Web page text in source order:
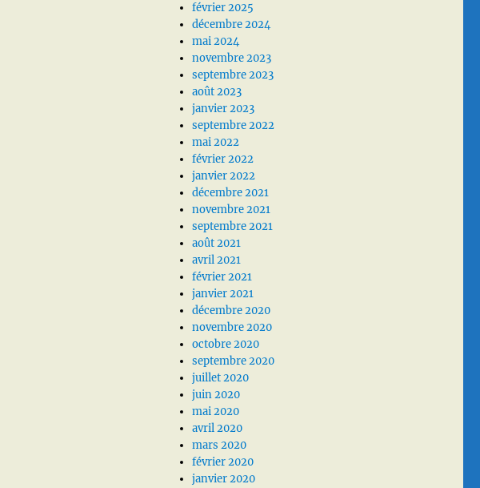
février 2025
décembre 2024
mai 2024
novembre 2023
septembre 2023
août 2023
janvier 2023
septembre 2022
mai 2022
février 2022
janvier 2022
décembre 2021
novembre 2021
septembre 2021
août 2021
avril 2021
février 2021
janvier 2021
décembre 2020
novembre 2020
octobre 2020
septembre 2020
juillet 2020
juin 2020
mai 2020
avril 2020
mars 2020
février 2020
janvier 2020